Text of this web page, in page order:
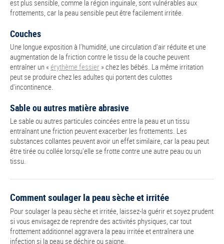
est plus sensible, comme la région inguinale, sont vulnérables aux
frottements, car la peau sensible peut être facilement irritée.
Couches
Une longue exposition à l’humidité, une circulation d'air réduite et une
augmentation de la friction contre le tissu de la couche peuvent
entraîner un « érythème fessier » chez les bébés. La même irritation
peut se produire chez les adultes qui portent des culottes
d'incontinence.
Sable ou autres matière abrasive
Le sable ou autres particules coincées entre la peau et un tissu
entraînant une friction peuvent exacerber les frottements. Les
substances collantes peuvent avoir un effet similaire, car la peau peut
être tirée ou collée lorsqu'elle se frotte contre une autre peau ou un
tissu.
Comment soulager la peau sèche et irritée
Pour soulager la peau sèche et irritée, laissez-la guérir et soyez prudent
si vous envisagez de reprendre des activités physiques, car tout
frottement additionnel aggravera la peau irritée et entraînera une
infection si la peau se déchire ou saigne.